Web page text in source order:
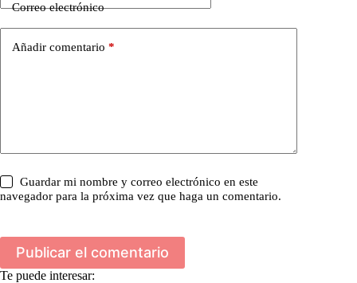
Correo electrónico
Añadir comentario *
Guardar mi nombre y correo electrónico en este
navegador para la próxima vez que haga un comentario.
Publicar el comentario
Te puede interesar: